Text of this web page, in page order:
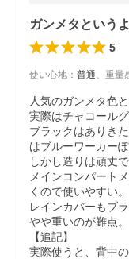
ガンメタという
5
使い心地 ： 普通、 重量
人気のガンメタ色
実際はチャコールグ
ブラックはありき
はブルーワーカー
しかし造りは頑丈
メインコンパート
くので使いやすい。
レインカバーもブ
やや重いのが難点。
【追記】
実際使うと、背中